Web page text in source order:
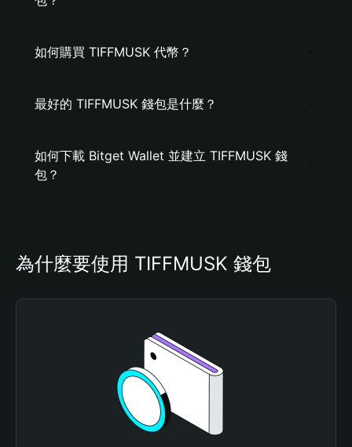
如何購買 TIFFMUSK 代幣？
最好的 TIFFMUSK 錢包是什麼？
如何下載 Bitget Wallet 並建立 TIFFMUSK 錢
包？
為什麼要使用 TIFFMUSK 錢包